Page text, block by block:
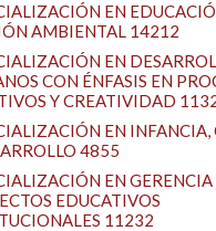
EN
AMBIENTAL 14212
EN
CON ÉNFASIS EN
Y CREATIVIDAD
EN INFANCIA,
4855
EN
EDUCATIVOS
11232